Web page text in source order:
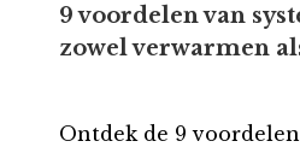
9 voordelen van
zowel verwarmen
Ontdek de 9